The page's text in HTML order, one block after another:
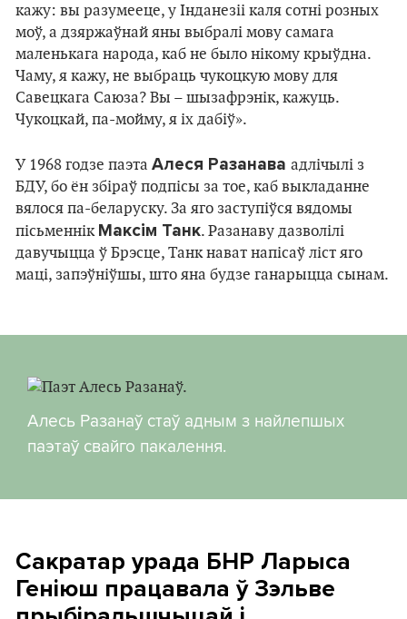
кажу: вы разумееце, у Інданезіі каля сотні розных
моў, а дзяржаўнай яны выбралі мову самага
маленькага народа, каб не было нікому крыўдна.
Чаму, я кажу, не выбраць чукоцкую мову для
Савецкага Саюза? Вы – шызафрэнік, кажуць.
Чукоцкай, па-мойму, я іх дабіў».
У 1968 годзе паэта Алеся Разанава адлічылі з
БДУ, бо ён збіраў подпісы за тое, каб выкладанне
вялося па-беларуску. За яго заступіўся вядомы
пісьменнік Максім Танк. Разанаву дазволілі
давучыцца ў Брэсце, Танк нават напісаў ліст яго
маці, запэўніўшы, што яна будзе ганарыцца сынам.
Алесь Разанаў стаў адным з найлепшых
паэтаў свайго пакалення.
Сакратар урада БНР Ларыса
Геніюш працавала ў Зэльве